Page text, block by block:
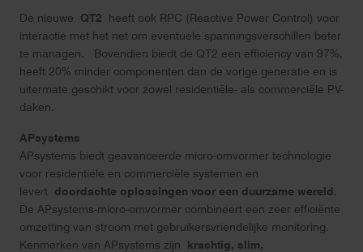
De nieuwe QT2 heeft ook RPC (Reactive Power Control) voor
interactie met het net om eventuele spanningsverschillen beter
te managen. Bovendien biedt de QT2 een efficiency van 97%,
heeft 20% minder componenten dan de vorige generatie en is
uitermate geschikt voor zowel residentiële- als commerciële PV-
daken.
APsystems
APsystems biedt geavanceerde micro-omvormer technologie
voor residentiële en commerciële systemen en
levert doordachte oplossingen voor een duurzame wereld.
De APsystems-micro-omvormer combineert een zeer efficiënte
omzetting van stroom met gebruikersvriendelijke monitoring.
Kenmerken van APsystems zijn krachtig, slim,